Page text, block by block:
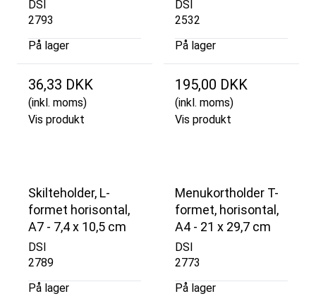
DSI
2793
På lager
36,33 DKK
(inkl. moms)
Vis produkt
DSI
2532
På lager
195,00 DKK
(inkl. moms)
Vis produkt
Skilteholder, L-
formet horisontal,
A7 - 7,4 x 10,5 cm
DSI
2789
På lager
Menukortholder T-
formet, horisontal,
A4 - 21 x 29,7 cm
DSI
2773
På lager